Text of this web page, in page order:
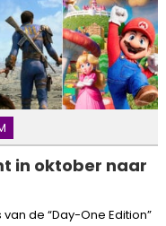
in oktober naar
de “Day-One Edition”